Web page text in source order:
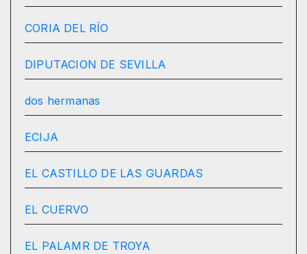
CORIA DEL RÍO
DIPUTACION DE SEVILLA
dos hermanas
ECIJA
EL CASTILLO DE LAS GUARDAS
EL CUERVO
EL PALAMR DE TROYA